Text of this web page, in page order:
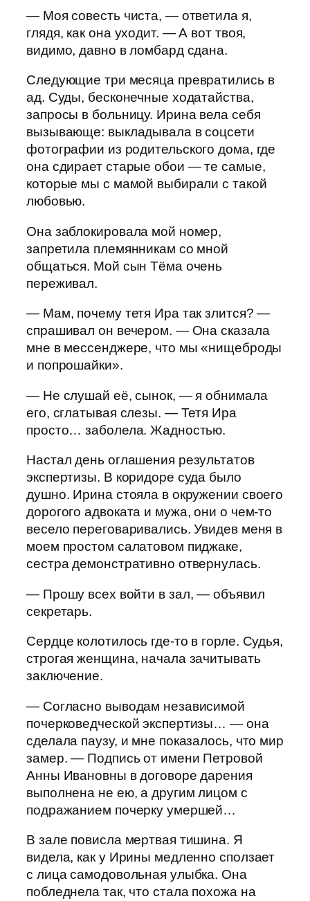
— Моя совесть чиста, — ответила я,
глядя, как она уходит. — А вот твоя,
видимо, давно в ломбард сдана.
Следующие три месяца превратились в
ад. Суды, бесконечные ходатайства,
запросы в больницу. Ирина вела себя
вызывающе: выкладывала в соцсети
фотографии из родительского дома, где
она сдирает старые обои — те самые,
которые мы с мамой выбирали с такой
любовью.
Она заблокировала мой номер,
запретила племянникам со мной
общаться. Мой сын Тёма очень
переживал.
— Мам, почему тетя Ира так злится? —
спрашивал он вечером. — Она сказала
мне в мессенджере, что мы «нищеброды
и попрошайки».
— Не слушай её, сынок, — я обнимала
его, сглатывая слезы. — Тетя Ира
просто… заболела. Жадностью.
Настал день оглашения результатов
экспертизы. В коридоре суда было
душно. Ирина стояла в окружении своего
дорогого адвоката и мужа, они о чем-то
весело переговаривались. Увидев меня в
моем простом салатовом пиджаке,
сестра демонстративно отвернулась.
— Прошу всех войти в зал, — объявил
секретарь.
Сердце колотилось где-то в горле. Судья,
строгая женщина, начала зачитывать
заключение.
— Согласно выводам независимой
почерковедческой экспертизы… — она
сделала паузу, и мне показалось, что мир
замер. — Подпись от имени Петровой
Анны Ивановны в договоре дарения
выполнена не ею, а другим лицом с
подражанием почерку умершей…
В зале повисла мертвая тишина. Я
видела, как у Ирины медленно сползает
с лица самодовольная улыбка. Она
побледнела так, что стала похожа на